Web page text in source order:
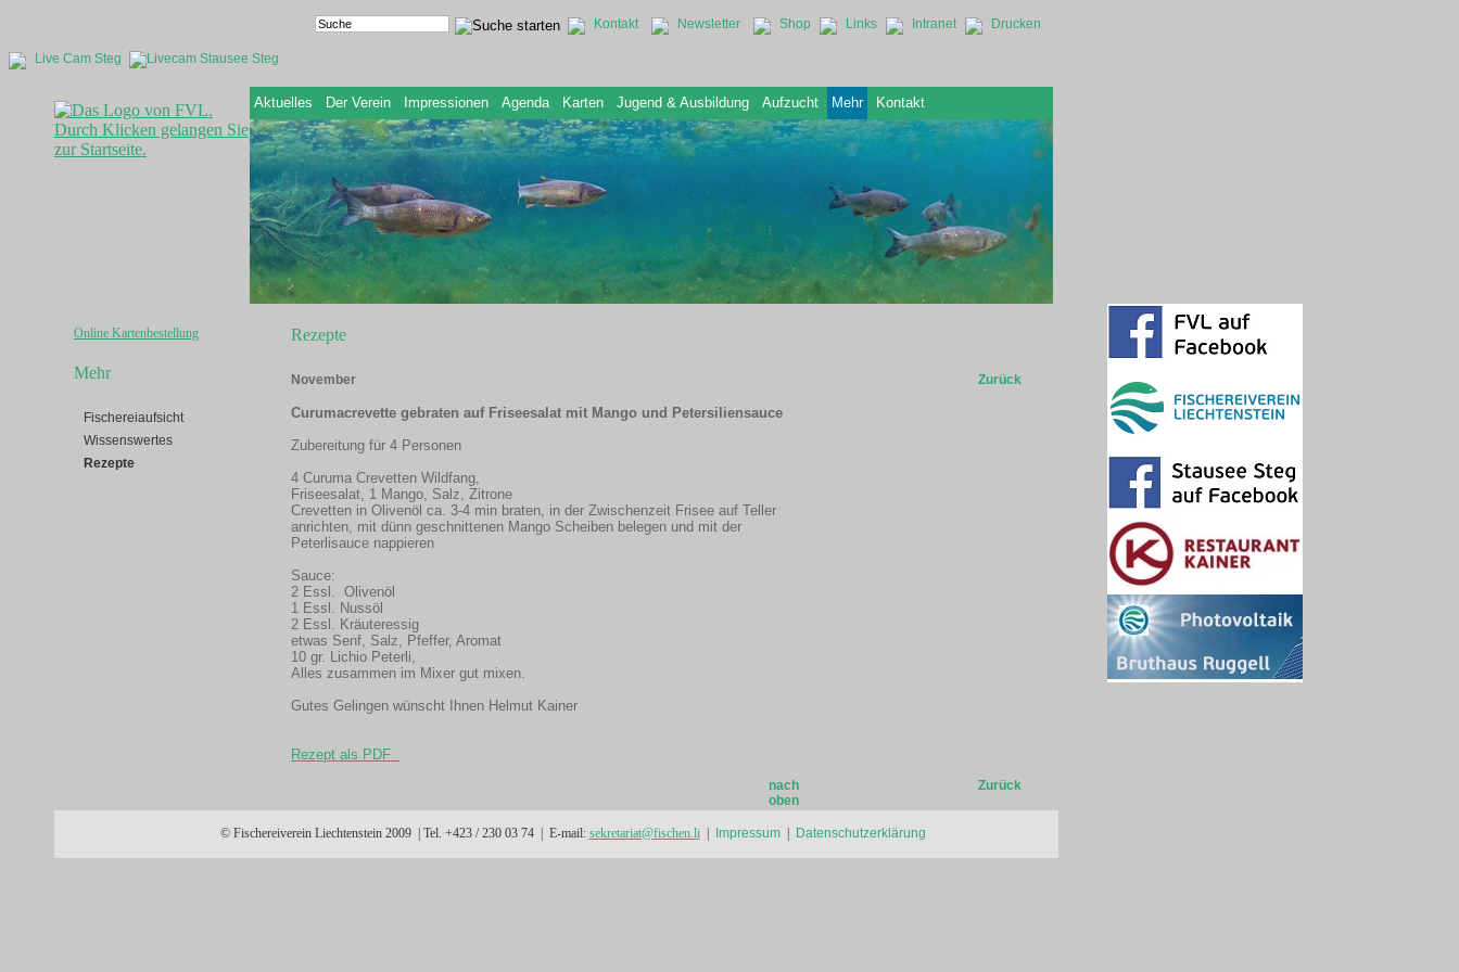
Kontakt Newsletter Shop Links Intranet Drucken
Live Cam Steg
Aktuelles Der Verein Impressionen Agenda Karten Jugend & Ausbildung Aufzucht Mehr Kontakt
Online Kartenbestellung
Mehr
Fischereiaufsicht
Wissenswertes
Rezepte
Rezepte
Zurück
November
Curumacrevette gebraten auf Friseesalat mit Mango und Petersiliensauce
Zubereitung für 4 Personen
4 Curuma Crevetten Wildfang,
Friseesalat, 1 Mango, Salz, Zitrone
Crevetten in Olivenöl ca. 3-4 min braten, in der Zwischenzeit Frisee auf Teller
anrichten, mit dünn geschnittenen Mango Scheiben belegen und mit der
Peterlisauce nappieren
Sauce:
2 Essl. Olivenöl
1 Essl. Nussöl
2 Essl. Kräuteressig
etwas Senf, Salz, Pfeffer, Aromat
10 gr. Lichio Peterli,
Alles zusammen im Mixer gut mixen.
Gutes Gelingen wünscht Ihnen Helmut Kainer
Rezept als PDF
Zurück
nach
oben
© Fischereiverein Liechtenstein 2009 | Tel. +423 / 230 03 74 | E-mail: sekretariat@fischen.li| Impressum| Datenschutzerklärung